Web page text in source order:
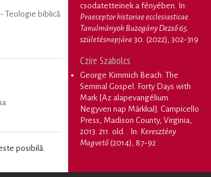
Teologie biblică
posibilă.
csodatetteinek a fényében . In:
Praeceptor historiae ecclesiasticae.
Tanulmányok Buzogány Dezső 65.
születésnapjára 30. (2022), 302-319
Czire Szabolcs
George Kimmich Beach: The
Seminal Gospel. Forty Days with
Mark [Az alapevangélium.
Negyven nap Márkkal]. Campicello
Press, Madison County, Virginia,
2013. 211. old.
. In: Keresztény
Magvető(2014), 87-92